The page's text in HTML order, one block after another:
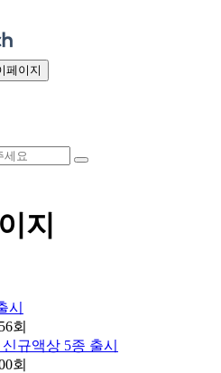
페이지
지
시
회
규액상 5종 출시
회